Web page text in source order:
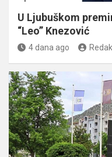
U Ljubuškom
“Leo” Knezović
4 dana ago